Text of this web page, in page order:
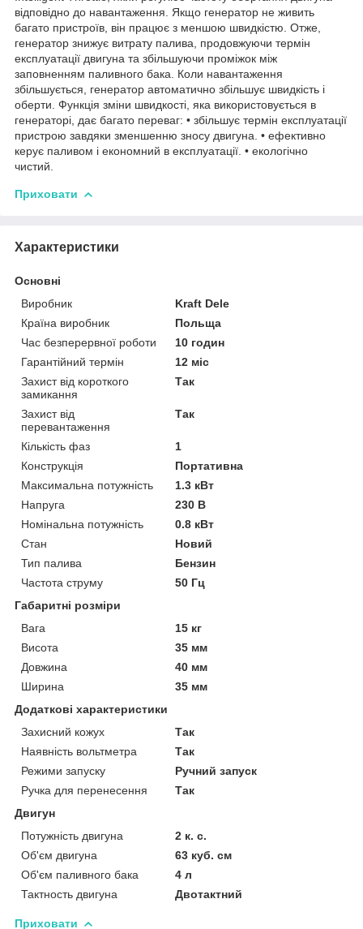
відповідно до навантаження. Якщо генератор не живить
багато пристроїв, він працює з меншою швидкістю. Отже,
генератор знижує витрату палива, продовжуючи термін
експлуатації двигуна та збільшуючи проміжок між
заповненням паливного бака. Коли навантаження
збільшується, генератор автоматично збільшує швидкість і
оберти. Функція зміни швидкості, яка використовується в
генераторі, дає багато переваг: • збільшує термін експлуатації
пристрою завдяки зменшенню зносу двигуна. • ефективно
керує паливом і економний в експлуатації. • екологічно
чистий.
Приховати
Характеристики
Основні
Виробник
Kraft Dele
Країна виробник
Польща
Час безперервної роботи
10 годин
Гарантійний термін
12 міс
Захист від короткого
замикання
Так
Захист від
перевантаження
Так
Кількість фаз
1
Конструкція
Портативна
Максимальна потужність
1.3 кВт
Напруга
230 В
Номінальна потужність
0.8 кВт
Стан
Новий
Тип палива
Бензин
Частота струму
50 Гц
Габаритні розміри
Вага
15 кг
Висота
35 мм
Довжина
40 мм
Ширина
35 мм
Додаткові характеристики
Захисний кожух
Так
Наявність вольтметра
Так
Режими запуску
Ручний запуск
Ручка для перенесення
Так
Двигун
Потужність двигуна
2 к. с.
Об'єм двигуна
63 куб. см
Об'єм паливного бака
4 л
Тактность двигуна
Двотактний
Приховати